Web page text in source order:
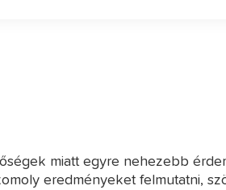
miatt egyre nehezebb
eredményeket felmutatni,